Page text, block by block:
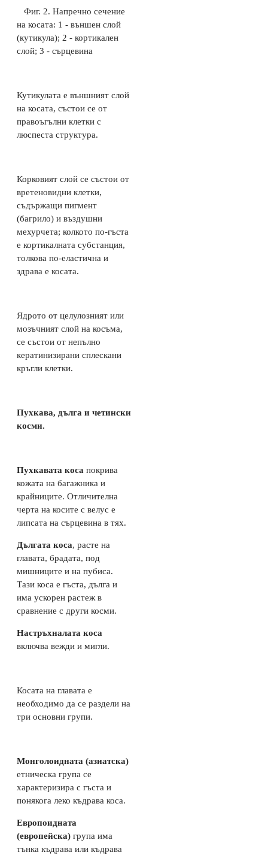
Фиг. 2. Напречно сечение
на косата: 1 - външен слой
(кутикула); 2 - кортикален
слой; 3 - сърцевина
Кутикулата е външният слой
на косата, състои се от
правоъгълни клетки с
люспеста структура.
Корковият слой се състои от
вретеновидни клетки,
съдържащи пигмент
(багрило) и въздушни
мехурчета; колкото по-гъста
е кортикалната субстанция,
толкова по-еластична и
здрава е косата.
Ядрото от целулозният или
мозъчният слой на косъма,
се състои от непълно
кератинизирани сплескани
кръгли клетки.
Пухкава, дълга и четински
косми.
Пухкавата коса покрива
кожата на багажника и
крайниците. Отличителна
черта на косите с велус е
липсата на сърцевина в тях.
Дългата коса, расте на
главата, брадата, под
мишниците и на пубиса.
Тази коса е гъста, дълга и
има ускорен растеж в
сравнение с други косми.
Настръхналата коса
включва вежди и мигли.
Косата на главата е
необходимо да се раздели на
три основни групи.
Монголоидната (азиатска)
етническа група се
характеризира с гъста и
понякога леко къдрава коса.
Европоидната
(европейска) група има
тънка къдрава или къдрава